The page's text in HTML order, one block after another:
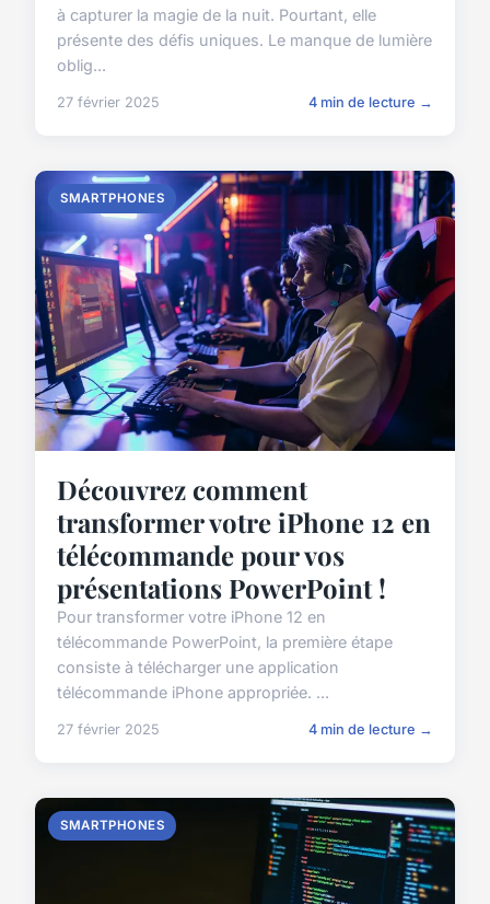
à capturer la magie de la nuit. Pourtant, elle
présente des défis uniques. Le manque de lumière
oblig...
27 février 2025 4 min de lecture →
SMARTPHONES
Découvrez comment
transformer votre iPhone 12 en
télécommande pour vos
présentations PowerPoint !
Pour transformer votre iPhone 12 en
télécommande PowerPoint, la première étape
consiste à télécharger une application
télécommande iPhone appropriée. ...
27 février 2025 4 min de lecture →
SMARTPHONES